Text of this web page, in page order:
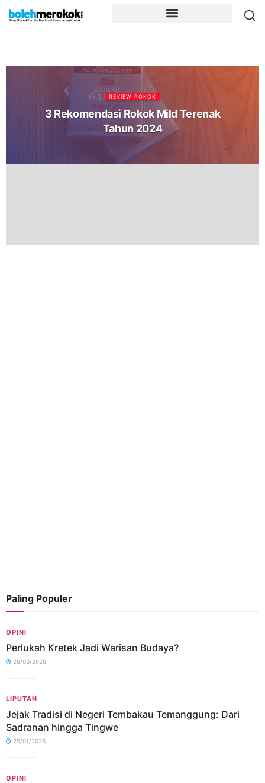
REVIEW ROKOK
3 Rekomendasi Rokok Mild Terenak
Tahun 2024
Paling Populer
OPINI
Perlukah Kretek Jadi Warisan Budaya?
26/03/2026
LIPUTAN
Jejak Tradisi di Negeri Tembakau Temanggung: Dari
Sadranan hingga Tingwe
25/01/2026
OPINI